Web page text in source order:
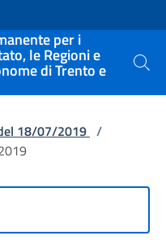
per i
le Regioni e
di Trento e Cerca
18/07/2019 /